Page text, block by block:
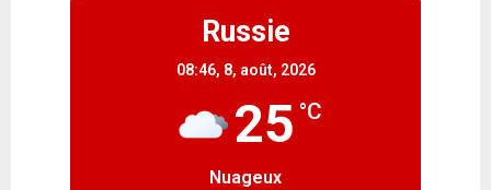
Russie
08:46, 8, août, 2026
25 °C
Nuageux